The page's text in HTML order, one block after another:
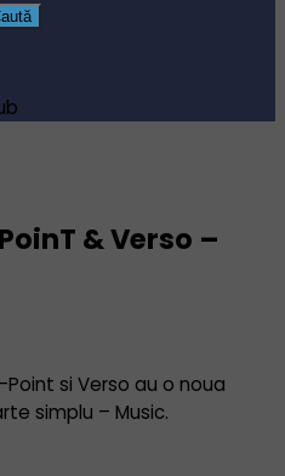
& Verso –
si Verso au o noua
simplu – Music.